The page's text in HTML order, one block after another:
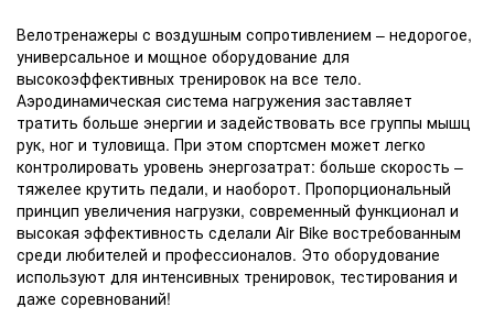
Велотренажеры с воздушным сопротивлением – недорогое,
универсальное и мощное оборудование для
высокоэффективных тренировок на все тело.
Аэродинамическая система нагружения заставляет
тратить больше энергии и задействовать все группы мышц
рук, ног и туловища. При этом спортсмен может легко
контролировать уровень энергозатрат: больше скорость –
тяжелее крутить педали, и наоборот. Пропорциональный
принцип увеличения нагрузки, современный функционал и
высокая эффективность сделали Air Bike востребованным
среди любителей и профессионалов. Это оборудование
используют для интенсивных тренировок, тестирования и
даже соревнований!